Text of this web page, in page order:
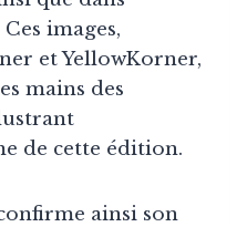
images,
et YellowKorner,
mains des
de cette édition.
ainsi son